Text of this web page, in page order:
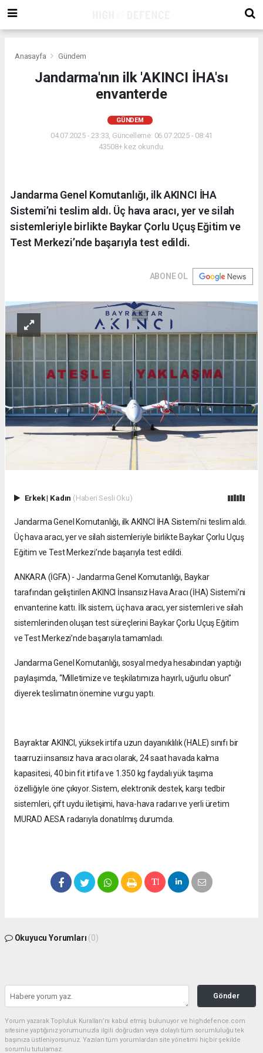
Anasayfa Gündem
Jandarma'nın ilk 'AKINCI İHA'sı
envanterde
GÜNDEM
04.07.2025 - 23:33, Güncelleme: 06.07.2025 - 08:41
43508+ kez okundu.
Jandarma Genel Komutanlığı, ilk AKINCI İHA
Sistemi’ni teslim aldı. Üç hava aracı, yer ve silah
sistemleriyle birlikte Baykar Çorlu Uçuş Eğitim ve
Test Merkezi’nde başarıyla test edildi.
ABONE OL
Erkek| Kadın (Haberi Sesli Oku)
Jandarma Genel Komutanlığı, ilk AKINCI İHA Sistemi’ni teslim aldı.
Üç hava aracı, yer ve silah sistemleriyle birlikte Baykar Çorlu Uçuş
Eğitim ve Test Merkezi’nde başarıyla test edildi.
ANKARA (İGFA) - Jandarma Genel Komutanlığı, Baykar
tarafından geliştirilen AKINCI İnsansız Hava Aracı (İHA) Sistemi’ni
envanterine kattı. İlk sistem, üç hava aracı, yer sistemleri ve silah
sistemlerinden oluşan test süreçlerini Baykar Çorlu Uçuş Eğitim
ve Test Merkezi’nde başarıyla tamamladı.
Jandarma Genel Komutanlığı, sosyal medya hesabından yaptığı
paylaşımda, “Milletimize ve teşkilatımıza hayırlı, uğurlu olsun”
diyerek teslimatın önemine vurgu yaptı.
Bayraktar AKINCI, yüksek irtifa uzun dayanıklılık (HALE) sınıfı bir
taarruzi insansız hava aracı olarak, 24 saat havada kalma
kapasitesi, 40 bin fit irtifa ve 1.350 kg faydalı yük taşıma
özelliğiyle öne çıkıyor. Sistem, elektronik destek, karşı tedbir
sistemleri, çift uydu iletişimi, hava-hava radarı ve yerli üretim
MURAD AESA radarıyla donatılmış durumda.
Okuyucu Yorumları (0)
Gönder
Yorum yazarak Topluluk Kuralları’nı kabul etmiş bulunuyor ve highdefence.com
sitesine yaptığınız yorumunuzla ilgili doğrudan veya dolaylı tüm sorumluluğu tek
başınıza üstleniyorsunuz. Yazılan tüm yorumlardan site yönetimi hiçbir şekilde
sorumlu tutulamaz.